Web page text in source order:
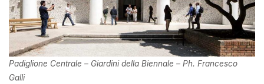
Padiglione Centrale – Giardini della Biennale – Ph. Francesco
Galli